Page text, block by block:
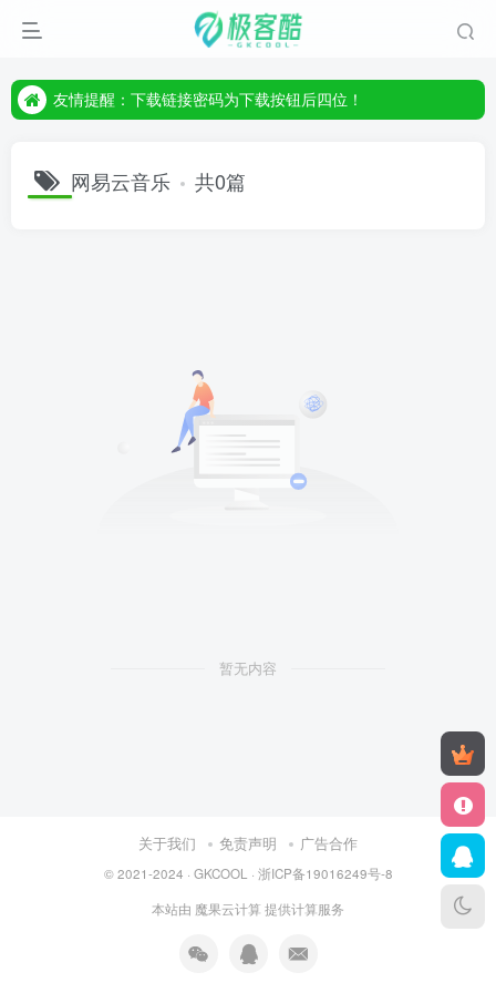
友情提醒：下载链接密码为下载按钮后四位！
友情提醒：下载链接密码为下载按钮后四位！
网易云音乐 共0篇
暂无内容
关于我们 免责声明 广告合作
© 2021-2024 · GKCOOL · 浙ICP备19016249号-8
本站由 魔果云计算 提供计算服务